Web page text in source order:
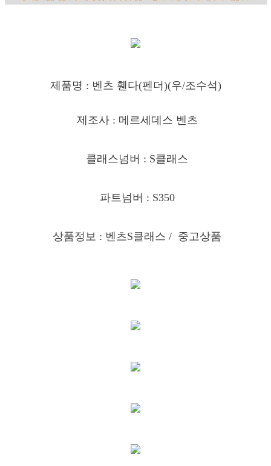
제품명 : 벤츠 휀다(펜더)(우/조수석)
제조사 : 메르세데스 벤츠
클래스넘버 : S클래스
파트넘버 : S350
상품정보 : 벤츠S클래스 / 중고상품